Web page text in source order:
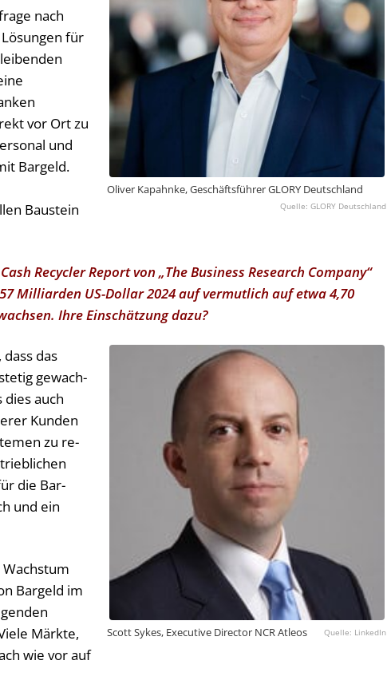
Oliver Kapahnke, Geschäftsführer GLORY Deutschland
GLORY Deutschland
nach
für
vor Ort zu
und
Bargeld.
Baustein
Recycler Report von „The Business Research Company“
Milliarden US-Dollar 2024 auf vermutlich auf etwa 4,70
Ihre Einschätzung dazu?
Scott Sykes, Executive Director NCR Atleos LinkedIn
das
ge­wach­
dies auch
Kun­den
zu re­
die Bar­
und ein
Bargeld im
Märkte,
wie vor auf